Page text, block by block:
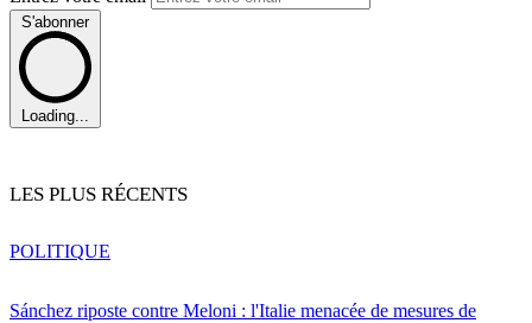
S'abonner
Loading...
LES PLUS RÉCENTS
Sánchez riposte contre Meloni : l'Italie menacée de mesures de
POLITIQUE